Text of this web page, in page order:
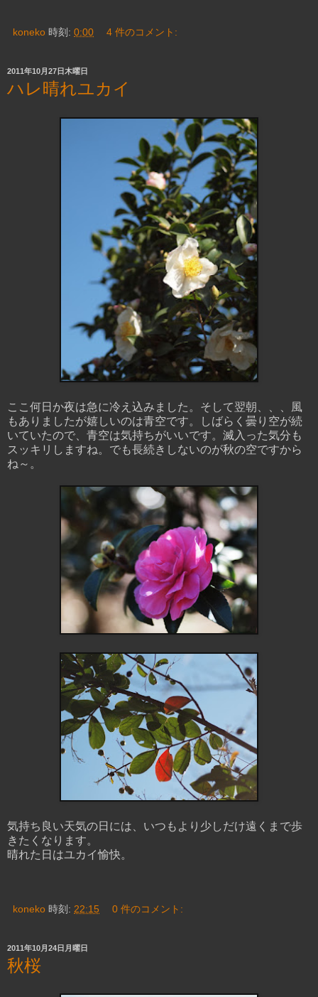
koneko 時刻: 0:00 4 件のコメント:
2011年10月27日木曜日
ハレ晴れユカイ
ここ何日か夜は急に冷え込みました。そして翌朝、、、風
もありましたが嬉しいのは青空です。しばらく曇り空が続
いていたので、青空は気持ちがいいです。滅入った気分も
スッキリしますね。でも長続きしないのが秋の空ですから
ね～。
気持ち良い天気の日には、いつもより少しだけ遠くまで歩
きたくなります。
晴れた日はユカイ愉快。
koneko 時刻: 22:15 0 件のコメント:
2011年10月24日月曜日
秋桜